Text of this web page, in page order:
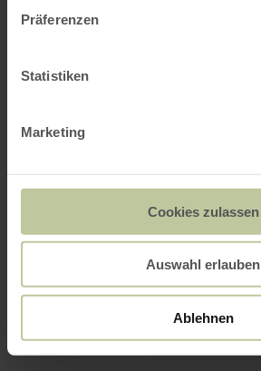
Präferenzen
Statistiken
Marketing
Cookies zulassen
Auswahl erlauben
Ablehnen